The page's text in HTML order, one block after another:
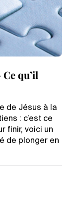
qu’il
de Jésus à la
: c’est ce
finir, voici un
de plonger en